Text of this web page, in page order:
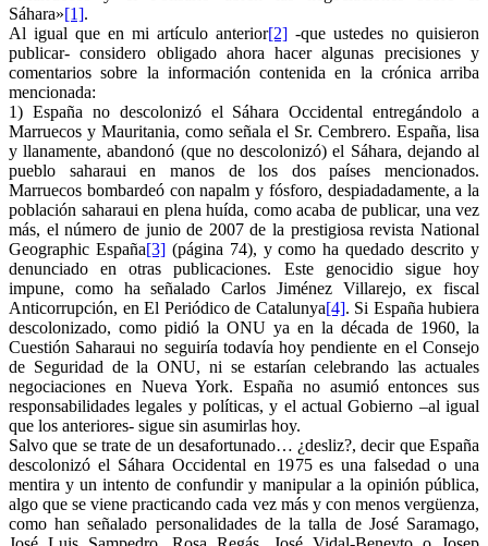
Sáhara»[1].
Al igual que en mi artículo anterior[2] -que ustedes no quisieron
publicar- considero obligado ahora hacer algunas precisiones y
comentarios sobre la información contenida en la crónica arriba
mencionada:
1) España no descolonizó el Sáhara Occidental entregándolo a
Marruecos y Mauritania, como señala el Sr. Cembrero. España, lisa
y llanamente, abandonó (que no descolonizó) el Sáhara, dejando al
pueblo saharaui en manos de los dos países mencionados.
Marruecos bombardeó con napalm y fósforo, despiadadamente, a la
población saharaui en plena huída, como acaba de publicar, una vez
más, el número de junio de 2007 de la prestigiosa revista National
Geographic España[3](página 74), y como ha quedado descrito y
denunciado en otras publicaciones. Este genocidio sigue hoy
impune, como ha señalado Carlos Jiménez Villarejo, ex fiscal
Anticorrupción, en El Periódico de Catalunya[4]. Si España hubiera
descolonizado, como pidió la ONU ya en la década de 1960, la
Cuestión Saharaui no seguiría todavía hoy pendiente en el Consejo
de Seguridad de la ONU, ni se estarían celebrando las actuales
negociaciones en Nueva York. España no asumió entonces sus
responsabilidades legales y políticas, y el actual Gobierno –al igual
que los anteriores- sigue sin asumirlas hoy.
Salvo que se trate de un desafortunado… ¿desliz?, decir que España
descolonizó el Sáhara Occidental en 1975 es una falsedad o una
mentira y un intento de confundir y manipular a la opinión pública,
algo que se viene practicando cada vez más y con menos vergüenza,
como han señalado personalidades de la talla de José Saramago,